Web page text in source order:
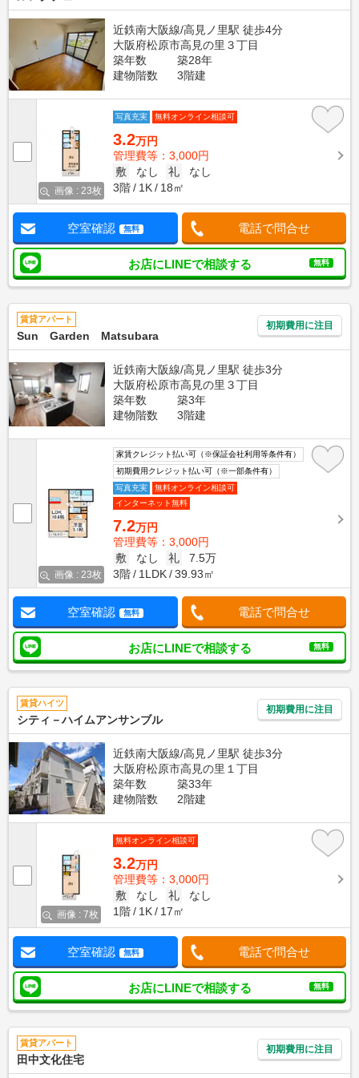
近鉄南大阪線/高見ノ里駅 徒歩4分
大阪府松原市高見の里３丁目
築年数
築28年
建物階数
3階建
画像 : 23枚
写真充実 無料オンライン相談可
3.2万円
管理費等：3,000円
敷
なし 礼
なし
3階
1K 18㎡
空室確認 無料 電話で問合せ
お店にLINEで相談する 無料
賃貸アパート
Sun Garden Matsubara
初期費用に注目
近鉄南大阪線/高見ノ里駅 徒歩3分
大阪府松原市高見の里３丁目
築年数
築3年
建物階数
3階建
画像 : 23枚
家賃クレジット払い可（※保証会社利用等条件有）
初期費用クレジット払い可（※一部条件有）
写真充実
無料オンライン相談可
インターネット無料
7.2万円
管理費等：3,000円
敷
なし 礼
7.5万
3階
1LDK 39.93㎡
空室確認 無料 電話で問合せ
お店にLINEで相談する 無料
賃貸ハイツ
シティ－ハイムアンサンブル
初期費用に注目
近鉄南大阪線/高見ノ里駅 徒歩3分
大阪府松原市高見の里１丁目
築年数
築33年
建物階数
2階建
画像 : 7枚
無料オンライン相談可
3.2万円
管理費等：3,000円
敷
なし 礼
なし
1階
1K 17㎡
空室確認 無料 電話で問合せ
お店にLINEで相談する 無料
賃貸アパート
田中文化住宅
初期費用に注目